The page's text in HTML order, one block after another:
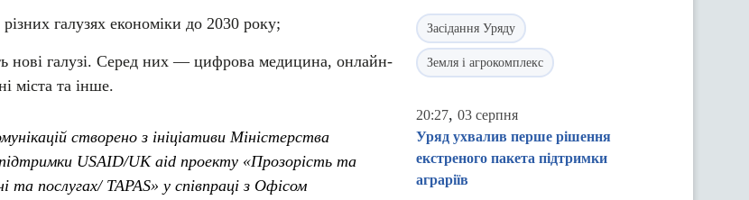
галузях економіки до 2030 року;
нові галузі. Серед них — цифрова медицина, онлайн-
міста та інше.
створено з ініціативи Міністерства
USAID/UK aid проекту «Прозорість та
та послугах/ TAPAS» у співпраці з Офісом
Засідання Уряду
Земля і агрокомплекс
20:27, 03 серпня
Уряд ухвалив перше рішення
екстреного пакета підтримки
аграріїв